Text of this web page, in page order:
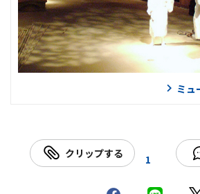
ミュ
クリップする 1